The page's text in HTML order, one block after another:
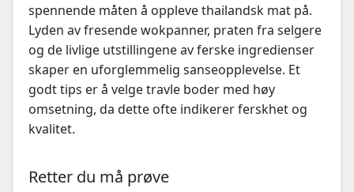
spennende måten å oppleve thailandsk mat på.
Lyden av fresende wokpanner, praten fra selgere
og de livlige utstillingene av ferske ingredienser
skaper en uforglemmelig sanseopplevelse. Et
godt tips er å velge travle boder med høy
omsetning, da dette ofte indikerer ferskhet og
kvalitet.
Retter du må prøve